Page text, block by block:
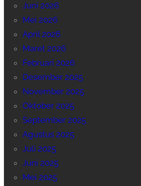
Juni 2026
Mei 2026
April 2026
Maret 2026
Februari 2026
Desember 2025
November 2025
Oktober 2025
September 2025
Agustus 2025
Juli 2025
Juni 2025
Mei 2025